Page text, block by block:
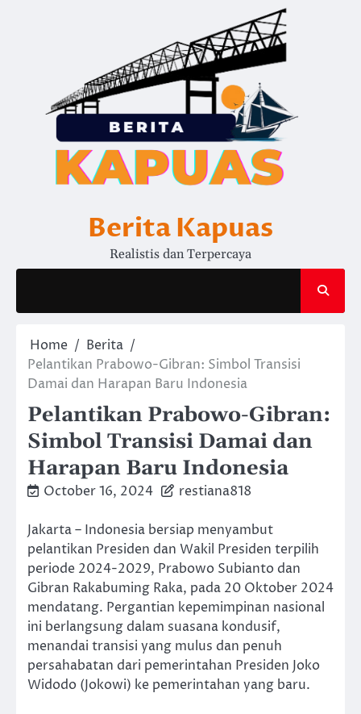
Berita Kapuas
Realistis dan Terpercaya
Home
Berita
Pelantikan Prabowo-Gibran: Simbol Transisi
Damai dan Harapan Baru Indonesia
Pelantikan Prabowo-Gibran:
Simbol Transisi Damai dan
Harapan Baru Indonesia
October 16, 2024 restiana818
Jakarta – Indonesia bersiap menyambut
pelantikan Presiden dan Wakil Presiden terpilih
periode 2024-2029, Prabowo Subianto dan
Gibran Rakabuming Raka, pada 20 Oktober 2024
mendatang. Pergantian kepemimpinan nasional
ini berlangsung dalam suasana kondusif,
menandai transisi yang mulus dan penuh
persahabatan dari pemerintahan Presiden Joko
Widodo (Jokowi) ke pemerintahan yang baru.